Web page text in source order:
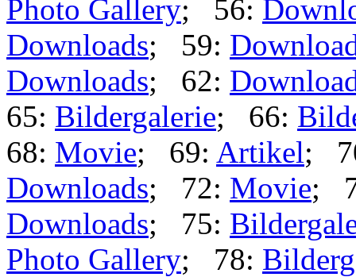
Photo Gallery; 56:
Downloads; 59:
Downloads; 62:
65: Bildergalerie; 66:
68: Movie; 69: Artikel;
Downloads; 72: Movie;
Downloads; 75:
Photo Gallery; 78: